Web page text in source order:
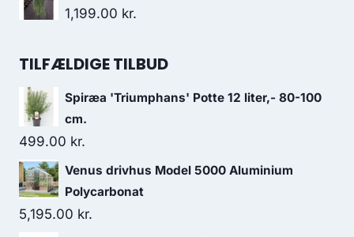
1,199.00 kr.
TILFÆLDIGE TILBUD
Spiræa 'Triumphans' Potte 12 liter,- 80-100
cm.
499.00 kr.
Venus drivhus Model 5000 Aluminium
Polycarbonat
5,195.00 kr.